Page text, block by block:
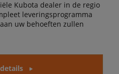
Kubota dealer in de regio
leveringsprogramma
uw behoeften zullen